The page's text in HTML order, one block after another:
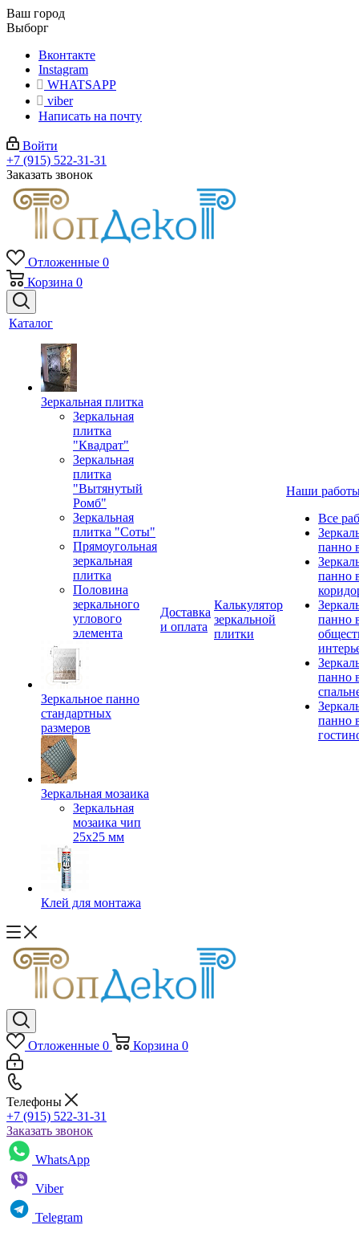
Ваш город
Выборг
Вконтакте
Instagram
WHATSAPP
viber
Написать на почту
Войти
+7 (915) 522-31-31
Заказать звонок
Отложенные 0
Корзина 0
Каталог
Зеркальная плитка
Зеркальная
плитка
"Квадрат"
Зеркальная
плитка
"Вытянутый
Ромб"
Зеркальная
плитка "Соты"
Прямоугольная
зеркальная
плитка
Половина
зеркального
углового
элемента
Зеркальное панно
стандартных
размеров
Зеркальная мозаика
Зеркальная
мозаика чип
25х25 мм
Клей для монтажа
Доставка
и оплата
Калькулятор
зеркальной
плитки
Наши
Все
панно
панно
панно
панно
панно
Отложенные 0 Корзина 0
Телефоны
+7 (915) 522-31-31
Заказать звонок
WhatsApp
Viber
Telegram